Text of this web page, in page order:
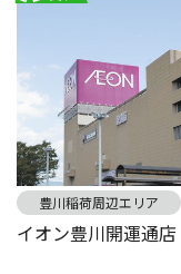
豊川稲荷周辺エリア
イオン豊川開運通店